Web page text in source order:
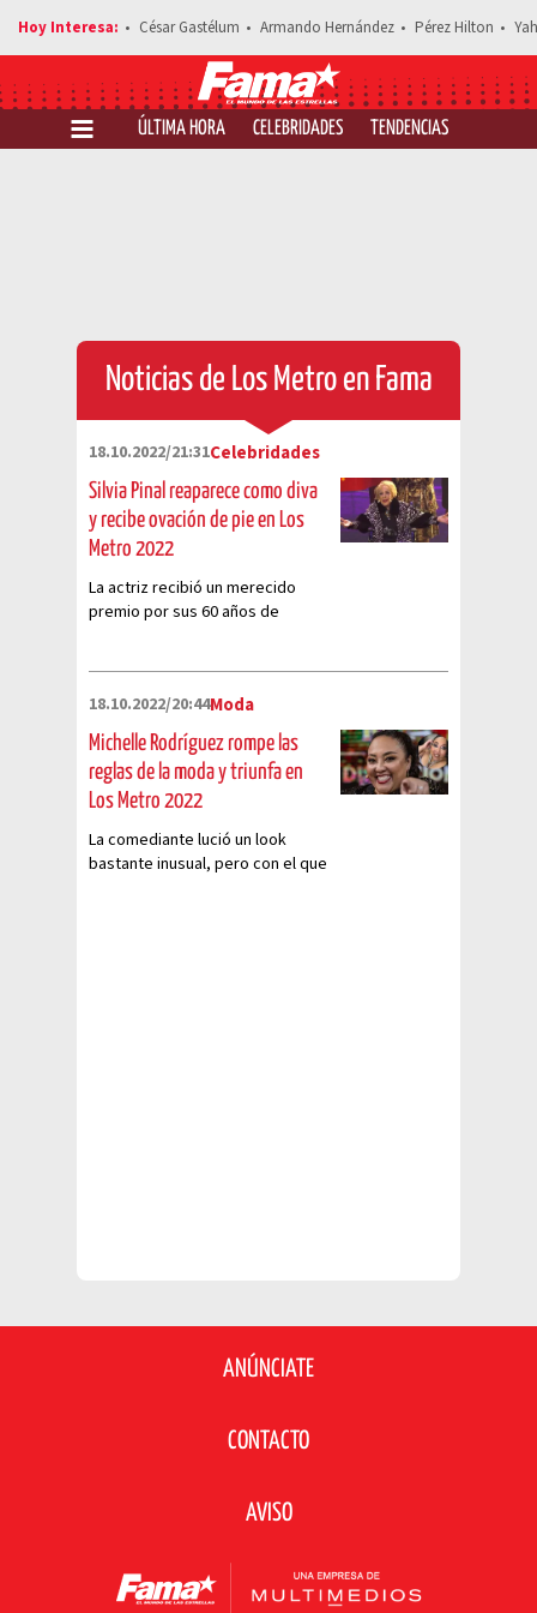
César Gastélum Armando Hernández Pérez Hilton
ÚLTIMA HORA CELEBRIDADES TENDENCIAS
Noticias de Los Metro en Fama
18.10.2022/21:31Celebridades
Silvia Pinal reaparece como diva
y recibe ovación de pie en Los
Metro 2022
La actriz recibió un merecido
premio por sus 60 años de
18.10.2022/20:44Moda
Michelle Rodríguez rompe las
reglas de la moda y triunfa en
Los Metro 2022
La comediante lució un look
bastante inusual, pero con el que
ANÚNCIATE
CONTACTO
AVISO